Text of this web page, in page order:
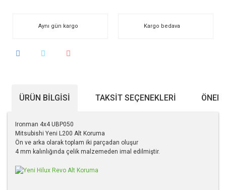
Aynı gün kargo Kargo bedava
ÜRÜN BILGISI TAKSIT SEÇENEKLERI
Ironman 4x4 UBP050
Mitsubishi Yeni L200 Alt Koruma
Ön ve arka olarak toplam iki parçadan oluşur
4 mm kalınlığında çelik malzemeden imal edilmiştir.